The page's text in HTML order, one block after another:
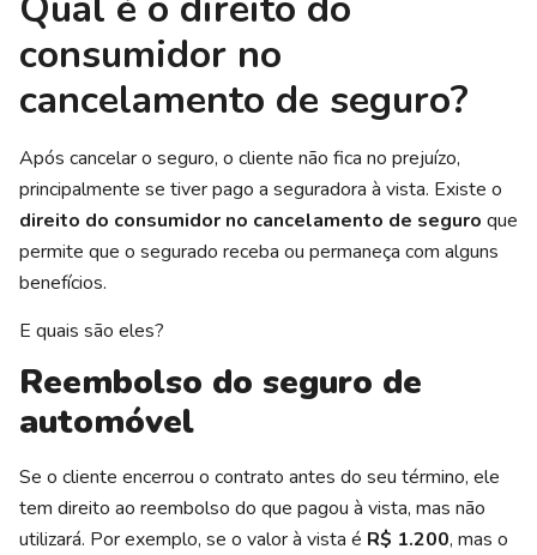
consumidor no
cancelamento de seguro?
Após cancelar o seguro, o cliente não fica no prejuízo,
principalmente se tiver pago a seguradora à vista. Existe o
direito do consumidor no cancelamento de seguro que
permite que o segurado receba ou permaneça com alguns
benefícios.
E quais são eles?
Reembolso do seguro de
automóvel
Se o cliente encerrou o contrato antes do seu término, ele
tem direito ao reembolso do que pagou à vista, mas não
utilizará. Por exemplo, se o valor à vista é R$ 1.200, mas o